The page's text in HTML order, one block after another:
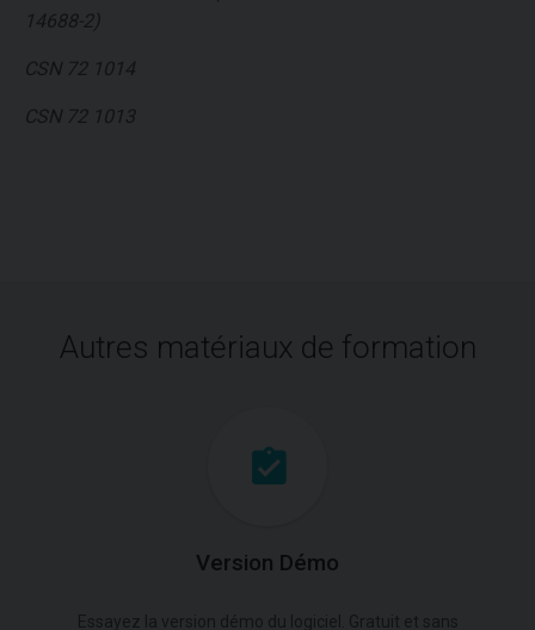
14688-2)
CSN 72 1014
CSN 72 1013
Autres matériaux de formation
Version Démo